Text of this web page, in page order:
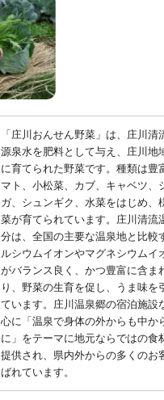
「庄川おんせん野菜」は、庄川清
源泉水を肥料として与え、庄川地
に育てられた野菜です。種類は豊
マト、小松菜、カブ、キャベツ、
ガ、シュンギク、水菜をはじめ、
菜が育てられています。庄川清流
分は、全国の主要な温泉地と比較
ルシウムイオンやマグネシウムイ
がバランス良く、かつ豊富に含ま
り、野菜の生育を促し、うま味を
ています。庄川温泉郷の宿泊施設
心に「温泉で身体の外からも中か
に」をテーマに地元ならではの食
提供され、県内外からの多くのお
ばれています。